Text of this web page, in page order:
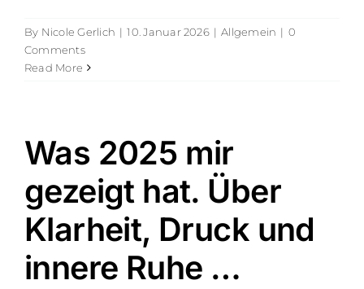
By Nicole Gerlich | 10. Januar 2026 | Allgemein | 0
Comments
Read More
Was 2025 mir
gezeigt hat. Über
Klarheit, Druck und
innere Ruhe …